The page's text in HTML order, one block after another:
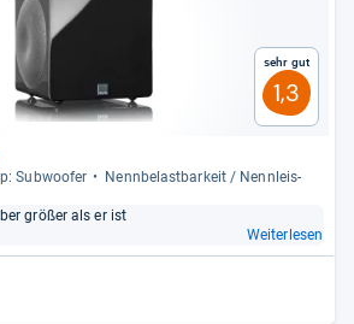
Sehr gut
1,3
Sub­woofer
Nenn­be­last­bar­keit / Nenn­leis­
grö­ßer als er ist
Weiterlesen